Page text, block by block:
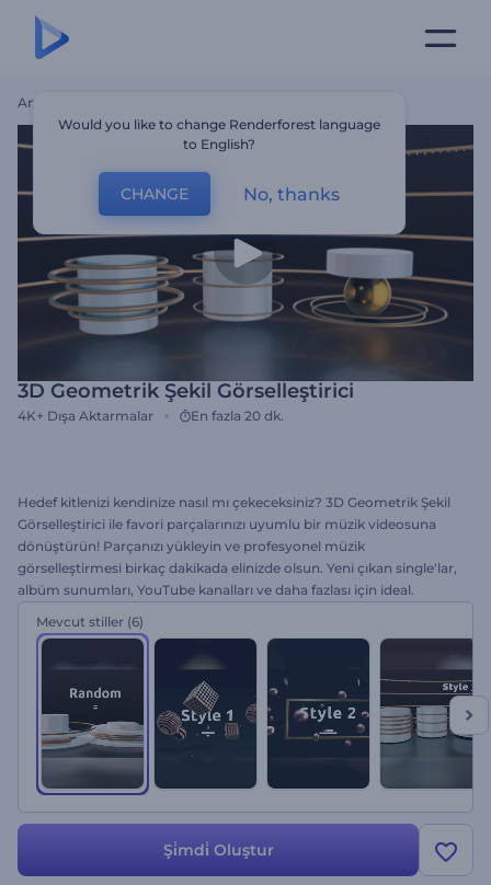
Ana Sayfa
3D Geometrik Şekil Görselleştirici
4K+ Dışa Aktarmalar En fazla 20 dk.
Hedef kitlenizi kendinize nasıl mı çekeceksiniz? 3D Geometrik Şekil
Görselleştirici ile favori parçalarınızı uyumlu bir müzik videosuna
dönüştürün! Parçanızı yükleyin ve profesyonel müzik
görselleştirmesi birkaç dakikada elinizde olsun. Yeni çıkan single'lar,
albüm sunumları, YouTube kanalları ve daha fazlası için ideal.
Mevcut stiller (6)
Şi̇mdi̇ Oluştur
Would you like to change Renderforest language
to English?
CHANGE No, thanks